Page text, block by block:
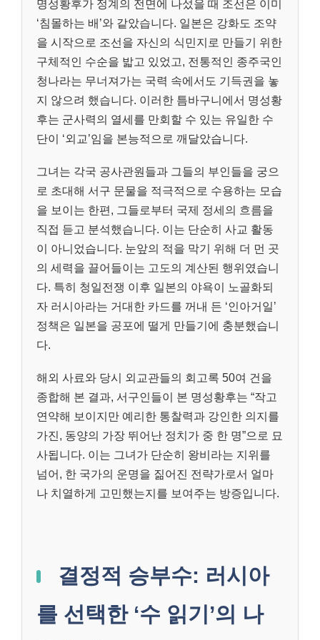
명성황후가 정계의 전면에 나섰을 때 조선은 이미
‘침몰하는 배’와 같았습니다. 일본은 강화도 조약
을 시작으로 조선을 자신의 식민지로 만들기 위한
구체적인 수순을 밟고 있었고, 전통적인 종주국인
청나라는 무너져가는 국력 속에서도 기득권을 놓
지 않으려 했습니다. 이러한 틈바구니에서 명성황
후는 군사력의 열세를 만회할 수 있는 유일한 수
단이 ‘외교’임을 본능적으로 깨달았습니다.
그녀는 각국 공사관원들과 그들의 부인들을 궁으
로 초대해 서구 문물을 적극적으로 수용하는 모습
을 보이는 한편, 그들로부터 국제 정세의 흐름을
직접 듣고 분석했습니다. 이는 단순히 사교 활동
이 아니었습니다. 눈앞의 적을 막기 위해 더 먼 곳
의 세력을 끌어들이는 고도의 계산된 행위였습니
다. 특히 청일전쟁 이후 일본의 야욕이 노골화되
자 러시아라는 거대한 카드를 꺼내 든 ‘인아거일’
정책은 일본을 공포에 떨게 만들기에 충분했습니
다.
해외 사료와 당시 외교관들의 회고록 50여 건을
종합해 본 결과, 서구인들이 본 명성황후는 “작고
연약해 보이지만 예리한 통찰력과 강인한 의지를
가진, 동양의 가장 뛰어난 정치가 중 한 명”으로 묘
사됩니다. 이는 그녀가 단순히 왕비라는 지위를
넘어, 한 국가의 운명을 짊어진 전략가로서 얼마
나 치열하게 고민했는지를 보여주는 방증입니다.
결정적 승부수: 러시아
를 선택한 ‘수 읽기’의 나